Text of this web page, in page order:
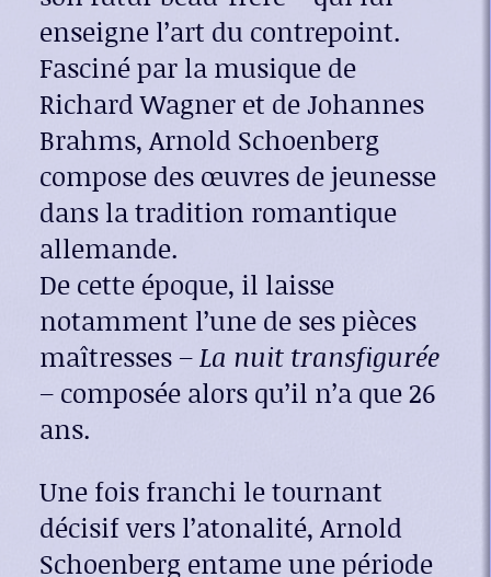
enseigne l’art du contrepoint.
Fasciné par la musique de
Richard Wagner et de Johannes
Brahms, Arnold Schoenberg
compose des œuvres de jeunesse
dans la tradition romantique
allemande.
De cette époque, il laisse
notamment l’une de ses pièces
maîtresses –La nuit transfigurée
– composée alors qu’il n’a que 26
ans.
Une fois franchi le tournant
décisif vers l’atonalité, Arnold
Schoenberg entame une période